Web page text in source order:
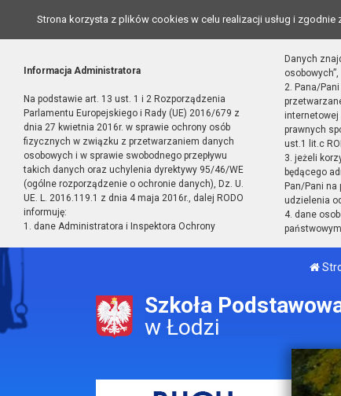
Strona korzysta z plików cookies w celu realizacji usług i zgodnie
Informacja Administratora
Na podstawie art. 13 ust. 1 i 2 Rozporządzenia
Parlamentu Europejskiego i Rady (UE) 2016/679 z
dnia 27 kwietnia 2016r. w sprawie ochrony osób
fizycznych w związku z przetwarzaniem danych
osobowych i w sprawie swobodnego przepływu
takich danych oraz uchylenia dyrektywy 95/46/WE
(ogólne rozporządzenie o ochronie danych), Dz. U.
UE. L. 2016.119.1 z dnia 4 maja 2016r., dalej RODO
informuję:
1. dane Administratora i Inspektora Ochrony
Danych
osobowych”,
2. Pana/
internetowej
prawnych
ust.1 lit.c
3. jeżeli
będącego
Pan/Pani
udzielenia
4. dane
Szkoła
w Łodzi